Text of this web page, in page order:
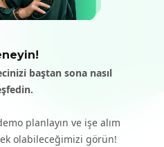
baştan sona nasıl
planlayın ve işe alım
olabileceğimizi görün!